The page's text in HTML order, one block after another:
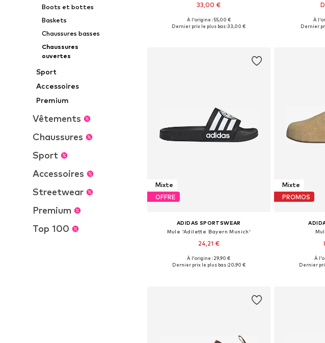
Boots et bottes
Baskets
Chaussures basses
Chaussures
ouvertes
Sport
Accessoires
Premium
Vêtements
Chaussures
Sport
Accessoires
Streetwear
Premium
Top 100
33,00 €
Disponible en plusieurs tailles
À l'origine : 55,00 €
Dernier prix le plus bas :33,00 €
À
Dernier
Mixte
OFFRE
ADIDAS SPORTSWEAR
Mule 'Adilette Bayern Munich'
24,21 €
Disponible en plusieurs tailles
À l'origine : 29,90 €
Dernier prix le plus bas :20,90 €
Mixte
PROMOS
À
Dernier